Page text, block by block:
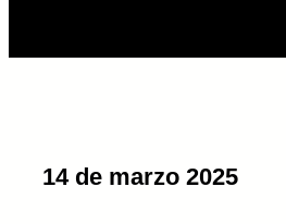
14 de marzo 2025